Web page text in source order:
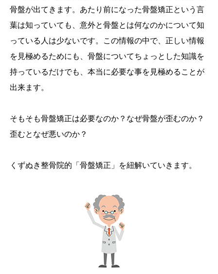
骨盤が出てきます。あたり前になった骨盤矯正という言
葉は知っていても、意外と骨盤とは何なのかについて知
っている人は少ないです。この情報の中で、正しい情報
を見極めるためにも、骨盤についてちょっとした知識を
持っているだけでも、本当に必要な事を見極めることが
出来ます。
そもそも骨盤矯正は必要なのか？なぜ骨盤が歪むのか？
歪むとなぜ悪いのか？
くずぬき整骨院的「骨盤矯正」を紐解いていきます。